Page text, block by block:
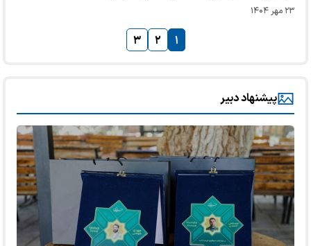
۲۳ مهر ۱۴۰۴
۱ ۲ ۳
پیشنهاد دبیر